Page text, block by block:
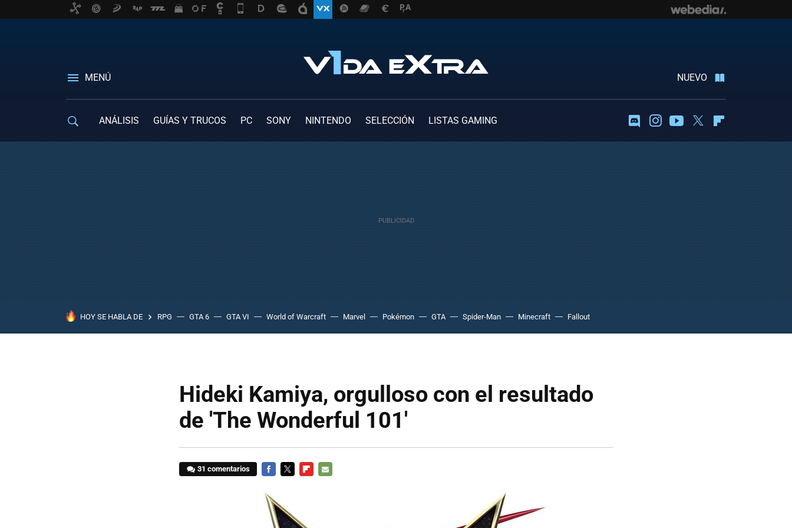
MENÚ NUEVO
ANÁLISIS GUÍAS Y TRUCOS PC SONY NINTENDO SELECCIÓN LISTAS GAMING DiscordInstagramYoutubeTwitter
HOY SE HABLA DE RPG GTA 6 GTA VI World of Warcraft Marvel Pokémon GTA Spider-Man Minecraft Fallout
Hideki Kamiya, orgulloso con el resultado
de 'The Wonderful 101'
31 comentarios